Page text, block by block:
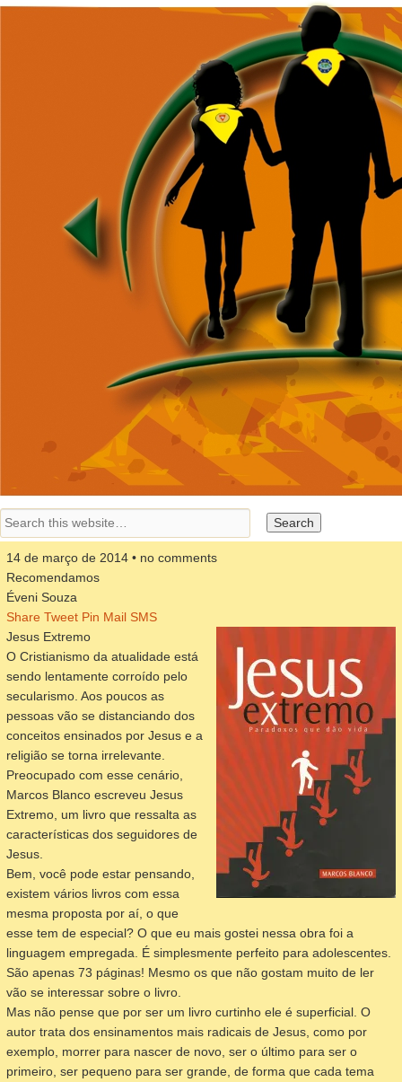
14 de março de 2014 • no comments
Recomendamos
Éveni Souza
Share Tweet Pin Mail SMS
Jesus Extremo
O Cristianismo da atualidade está
sendo lentamente corroído pelo
secularismo. Aos poucos as
pessoas vão se distanciando dos
conceitos ensinados por Jesus e a
religião se torna irrelevante.
Preocupado com esse cenário,
Marcos Blanco escreveu Jesus
Extremo, um livro que ressalta as
características dos seguidores de
Jesus.
Bem, você pode estar pensando,
existem vários livros com essa
mesma proposta por aí, o que
esse tem de especial? O que eu mais gostei nessa obra foi a
linguagem empregada. É simplesmente perfeito para adolescentes.
São apenas 73 páginas! Mesmo os que não gostam muito de ler
vão se interessar sobre o livro.
Mas não pense que por ser um livro curtinho ele é superficial. O
autor trata dos ensinamentos mais radicais de Jesus, como por
exemplo, morrer para nascer de novo, ser o último para ser o
primeiro, ser pequeno para ser grande, de forma que cada tema